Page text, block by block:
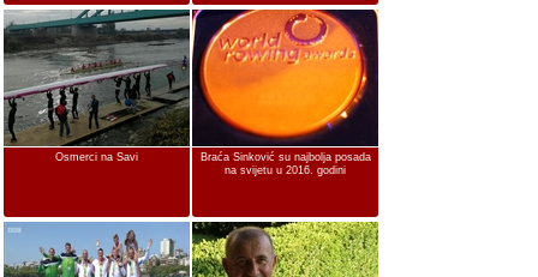
Osmerci na Savi
Braća Sinković su najbolja posada
na svijetu u 2016. godini